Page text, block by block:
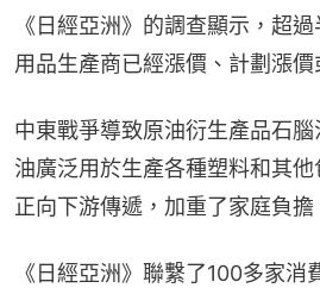
《日經亞洲》的調查顯示，超
用品生產商已經漲價、計劃漲價
中東戰爭導致原油衍生產品石
油廣泛用於生產各種塑料和其
正向下游傳遞，加重了家庭負擔
《日經亞洲》聯繫了100多家消